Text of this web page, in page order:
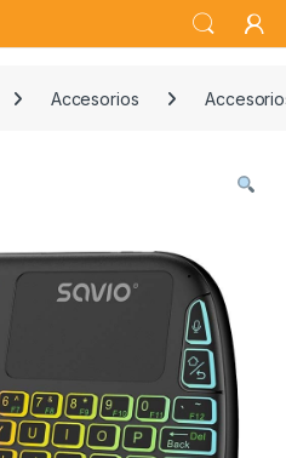
Accesorios